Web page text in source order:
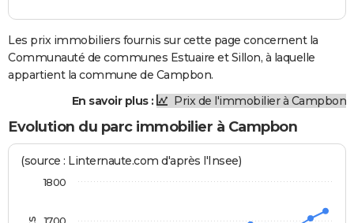
Les prix immobiliers fournis sur cette page concernent la
Communauté de communes Estuaire et Sillon, à laquelle
appartient la commune de Campbon.
En savoir plus :
Prix de l'immobilier à Campbon
Evolution du parc immobilier à Campbon
(source : Linternaute.com d'après l'Insee)
1800